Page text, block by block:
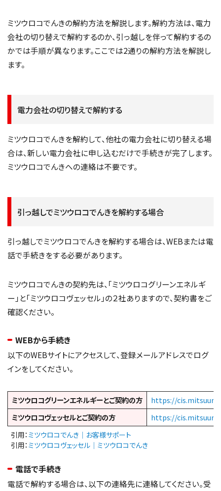
ミツウロコでんきの解約方法を解説します。解約方法は、電力
会社の切り替えで解約するのか、引っ越しを伴って解約するの
かでは手順が異なります。ここでは2通りの解約方法を解説し
ます。
電力会社の切り替えで解約する
ミツウロコでんきを解約して、他社の電力会社に切り替える場
合は、新しい電力会社に申し込むだけで手続きが完了します。
ミツウロコでんきへの連絡は不要です。
引っ越しでミツウロコでんきを解約する場合
引っ越しでミツウロコでんきを解約する場合は、WEBまたは電
話で手続きをする必要があります。
ミツウロコでんきの契約先は、「ミツウロコグリーンエネルギ
ー」と「ミツウロコヴェッセル」の２社ありますので、契約書をご
確認ください。
WEBから手続き
以下のWEBサイトにアクセスして、登録メールアドレスでログ
インをしてください。
ミツウロコグリーンエネルギーとご契約の方
https://
ミツウロコヴェッセルとご契約の方
https://
引用： ミツウロコでんき｜お客様サポート
引用： ミツウロコヴェッセル｜ミツウロコでんき
電話で手続き
電話で解約する場合は、以下の連絡先に連絡してください。受